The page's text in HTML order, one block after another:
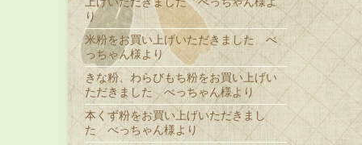
り
米粉をお買い上げいただきました べ
っちゃん様より
きな粉、わらびもち粉をお買い上げい
ただきました べっちゃん様より
本くず粉をお買い上げいただきまし
た べっちゃん様より